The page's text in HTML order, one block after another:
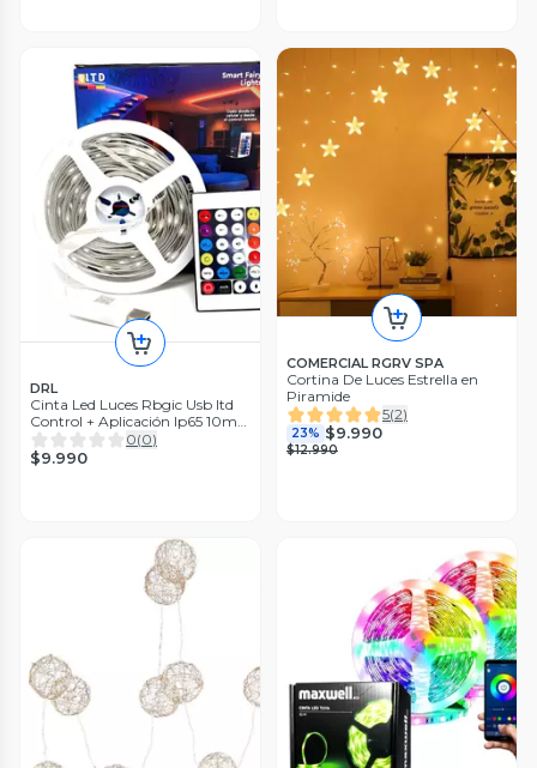
DRL
Cinta Led Luces Rbgic Usb Itd
Control + Aplicación Ip65 10mt
Rgb
0(0)
$9.990
COMERCIAL RGRV SPA
Cortina De Luces Estrella en
Piramide
5(2)
23% $9.990
$12.990